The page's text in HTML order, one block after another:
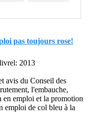
pas toujours rose!
2013
avis du Conseil des
l'embauche,
emploi et la promotion
emploi de col bleu à la